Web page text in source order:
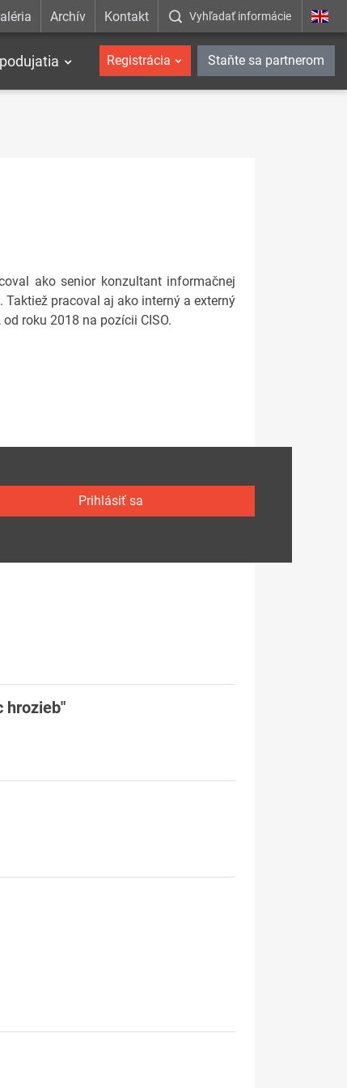
Archív Kontakt Vyhľadať informácie
Registrácia Staňte sa partnerom
ako senior konzultant informačnej
pracoval aj ako interný a externý
roku 2018 na pozícii CISO.
Prihlásiť sa
hrozieb"